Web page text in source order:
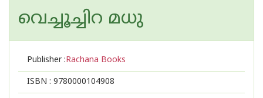
വെച്ചൂച്ചിറ മധു
Publisher :Rachana Books
ISBN : 9780000104908